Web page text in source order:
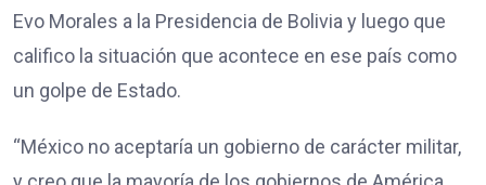
Evo Morales a la Presidencia de Bolivia y luego que
califico la situación que acontece en ese país como
un golpe de Estado.
“México no aceptaría un gobierno de carácter militar,